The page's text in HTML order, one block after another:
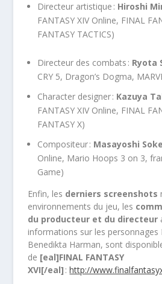
Directeur artistique : Hiroshi
FANTASY XIV Online, FINAL
FANTASY TACTICS)
Directeur des combats : Ryota
CRY 5, Dragon’s Dogma,
Character designer : Kazuya
FANTASY XIV Online, FINAL
FANTASY X)
Compositeur : Masayoshi
Online, Mario Hoops 3 on 3,
Game)
Enfin, les derniers screenshots
environnements du jeu, les
du producteur et du directeur
informations sur les personnages
Benedikta Harman, sont
de [eal]FINAL FANTASY
XVI[/eal] :http://